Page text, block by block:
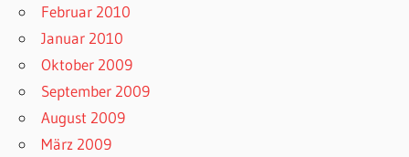
Februar 2010
Januar 2010
Oktober 2009
September 2009
August 2009
März 2009